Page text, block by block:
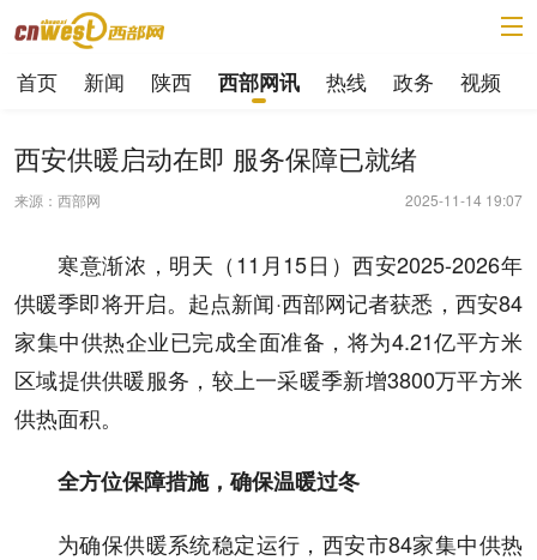
首页 新闻 陕西 西部网讯 热线 政务 视频
西安供暖启动在即 服务保障已就绪
来源：西部网 2025-11-14 19:07
寒意渐浓，明天（11月15日）西安2025-2026年
供暖季即将开启。起点新闻·西部网记者获悉，西安84
家集中供热企业已完成全面准备，将为4.21亿平方米
区域提供供暖服务，较上一采暖季新增3800万平方米
供热面积。
全方位保障措施，确保温暖过冬
为确保供暖系统稳定运行，西安市84家集中供热